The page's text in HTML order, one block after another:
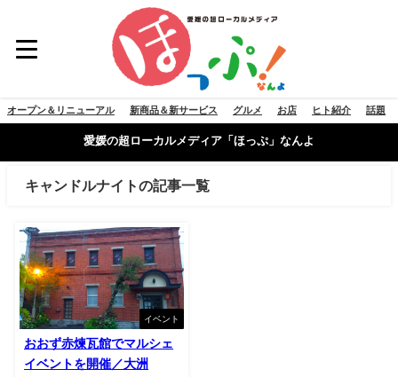
オープン＆リニューアル 新商品＆新サービス グルメ お店 ヒト紹介 話題
愛媛の超ローカルメディア「ほっぷ」なんよ
キャンドルナイトの記事一覧
イベント
おおず赤煉瓦館でマルシェ
イベントを開催／大洲